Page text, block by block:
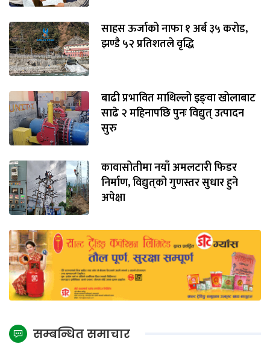
साहस ऊर्जाको नाफा १ अर्ब ३५ करोड,
झण्डै ५२ प्रतिशतले वृद्धि
बाढी प्रभावित माथिल्लो इङ्‌वा खोलाबाट
साढे २ महिनापछि पुनः विद्युत् उत्पादन
सुरु
कावासोतीमा नयाँ अमलटारी फिडर
निर्माण, विद्युत्‌को गुणस्तर सुधार हुने
अपेक्षा
सम्बन्धित समाचार